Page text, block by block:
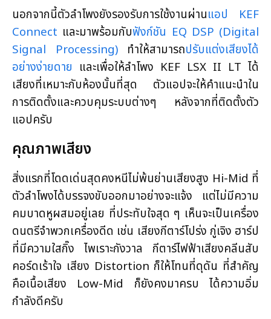
นอกจากนี้ตัวลำโพงยังรองรับการใช้งานผ่านแอป KEF
Connect และมาพร้อมกับฟังก์ชัน EQ DSP (Digital
Signal Processing) ทำให้สามารถปรับแต่งเสียงได้
อย่างง่ายดาย และเพื่อให้ลำโพง KEF LSX II LT ได้
เสียงที่เหมาะกับห้องนั้นที่สุด ตัวแอปจะให้คำแนะนำใน
การติดตั้งและควบคุมระบบต่างๆ หลังจากที่ติดตั้งตัว
แอปครับ
คุณภาพเสียง
สิ่งแรกที่โดดเด่นสุดคงหนีไม่พ้นย่านเสียงสูง Hi-Mid ที่
ตัวลำโพงได้บรรจงขับออกมาอย่างจะแจ้ง แต่ไม่มีความ
คมบาดหูผสมอยู่เลย ที่ประทับใจสุด ๆ เห็นจะเป็นเครื่อง
ดนตรีจำพวกเครื่องดีด เช่น เสียงกีตาร์โปร่ง กู่เจิง ฮาร์ป
ที่มีความใสกิ๊ง ไพเราะกังวาล กีตาร์ไฟฟ้าเสียงคลีนสับ
คอร์ดเร้าใจ เสียง Distortion ก็ให้โทนที่ดุดัน ที่สำคัญ
คือเนื้อเสียง Low-Mid ก็ยังคงมาครบ ได้ความอิ่ม
กำลังดีครับ